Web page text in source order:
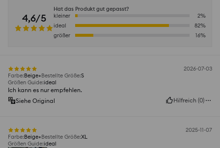
4,6/5
Hat das Produkt gut gepasst?
kleiner
2%
ideal
82%
größer
16%
2026-07-03
Farbe:Beige Bestellte Größe:S
Größen Guide:ideal
Ich kann es nur empfehlen.
Siehe Original
Hilfreich (0)
2025-11-07
Farbe:Beige Bestellte Größe:XL
Größen Guide:ideal